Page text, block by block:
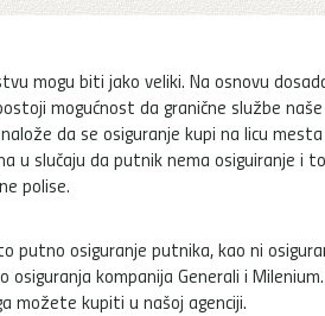
mogu biti jako veliki. Na osnovu
mogućnost da granične službe
da se osiguranje kupi na licu
u slučaju da putnik nema osiguiranje i
polise.
putno osiguranje putnika, kao ni
osiguranja kompanija Generali i
možete kupiti u našoj agenciji.